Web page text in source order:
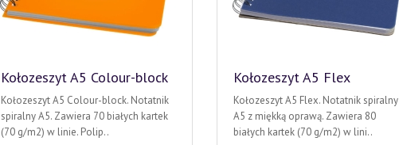
Kołozeszyt A5 Colour-block
Kołozeszyt A5 Colour-block. Notatnik
spiralny A5. Zawiera 70 białych kartek
(70 g/m2) w linie. Polip..
Kołozeszyt A5 Flex
Kołozeszyt A5 Flex. Notatnik spiralny
A5 z miękką oprawą. Zawiera 80
białych kartek (70 g/m2) w lini..